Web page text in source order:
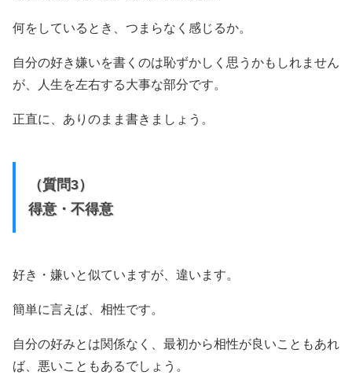
何をしているとき、つまらなく感じるか。
自分の好き嫌いを書くのは恥ずかしく思うかもしれません
が、人生を左右する大事な部分です。
正直に、ありのまま書きましょう。
（質問3）
得意・不得意
好き・嫌いと似ていますが、違います。
簡単に言えば、相性です。
自分の好みとは関係なく、最初から相性が良いこともあれ
ば、悪いこともあるでしょう。